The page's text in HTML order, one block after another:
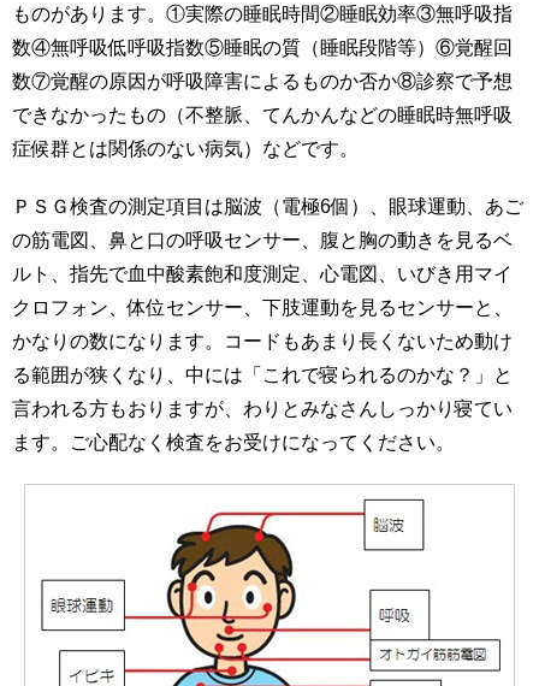
ものがあります。①実際の睡眠時間②睡眠効率③無呼吸指
数④無呼吸低呼吸指数⑤睡眠の質（睡眠段階等）⑥覚醒回
数⑦覚醒の原因が呼吸障害によるものか否か⑧診察で予想
できなかったもの（不整脈、てんかんなどの睡眠時無呼吸
症候群とは関係のない病気）などです。
ＰＳＧ検査の測定項目は脳波（電極6個）、眼球運動、あご
の筋電図、鼻と口の呼吸センサー、腹と胸の動きを見るベ
ルト、指先で血中酸素飽和度測定、心電図、いびき用マイ
クロフォン、体位センサー、下肢運動を見るセンサーと、
かなりの数になります。コードもあまり長くないため動け
る範囲が狭くなり、中には「これで寝られるのかな？」と
言われる方もおりますが、わりとみなさんしっかり寝てい
ます。ご心配なく検査をお受けになってください。